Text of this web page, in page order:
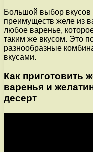
Большой выбор вкусов
преимуществ желе из
любое варенье,
таким же вкусом. Это
разнообразные
вкусами.
Как приготовить
варенья и
десерт